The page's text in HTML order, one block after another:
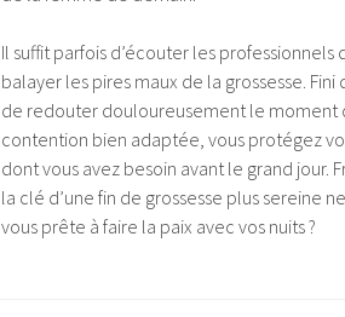
Il suffit parfois d’écouter les
balayer les pires maux de la grossesse.
de redouter douloureusement le moment
contention bien adaptée, vous protégez
dont vous avez besoin avant le grand jour.
la clé d’une fin de grossesse plus sereine
vous prête à faire la paix avec vos nuits ?